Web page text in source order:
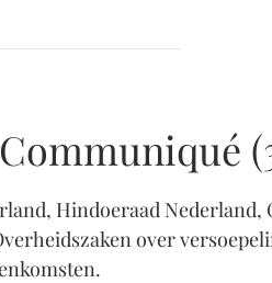
Hindoeraad
over